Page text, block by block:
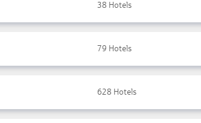
38 Hotels
79 Hotels
628 Hotels